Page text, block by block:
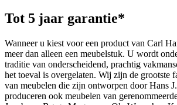
Tot 5 jaar garantie*
Wanneer u kiest voor een product van Carl
meer dan alleen een meubelstuk. U wordt
traditie van onderscheidend, prachtig
het toeval is overgelaten. Wij zijn de grootste
van meubelen die zijn ontworpen door Hans
produceren ook meubelen van